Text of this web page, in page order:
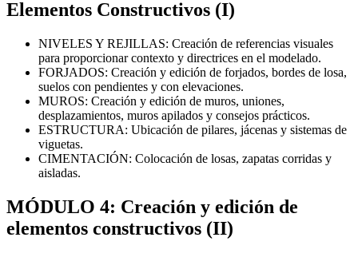
Elementos Constructivos (I)
NIVELES Y REJILLAS: Creación de referencias visuales
para proporcionar contexto y directrices en el modelado.
FORJADOS: Creación y edición de forjados, bordes de losa,
suelos con pendientes y con elevaciones.
MUROS: Creación y edición de muros, uniones,
desplazamientos, muros apilados y consejos prácticos.
ESTRUCTURA: Ubicación de pilares, jácenas y sistemas de
viguetas.
CIMENTACIÓN: Colocación de losas, zapatas corridas y
aisladas.
MÓDULO 4: Creación y edición de
elementos constructivos (II)